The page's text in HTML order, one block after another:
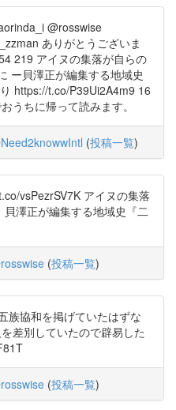
@rosswise
ありがとうございま
219 アイヌの集落が自らの
ー貝澤正が編集する地域史
https://t.co/P39Ui2A4m9 16
うちに帰って読みます。
(投稿一覧)
vsPezrSV7K アイヌの集落
澤正が編集する地域史『二
(投稿一覧)
族協和を掲げていたはずな
差別していたので辟易した
(投稿一覧)